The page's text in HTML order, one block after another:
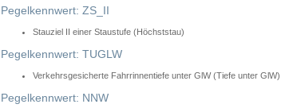
Pegelkennwert: ZS_II
Stauziel II einer Staustufe (Höchststau)
Pegelkennwert: TUGLW
Verkehrsgesicherte Fahrrinnentiefe unter GlW (Tiefe unter GlW)
Pegelkennwert: NNW